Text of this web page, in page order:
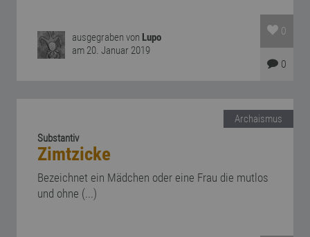
ausgegraben von Lupo
am 20. Januar 2019
0
0
Archaismus
Substantiv
Zimtzicke
Bezeichnet ein Mädchen oder eine Frau die mutlos
und ohne (...)